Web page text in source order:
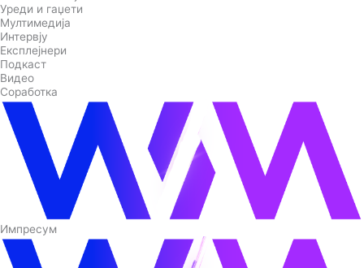
Уреди и гаџети
Мултимедија
Интервју
Експлејнери
Подкаст
Видео
Соработка
Импресум